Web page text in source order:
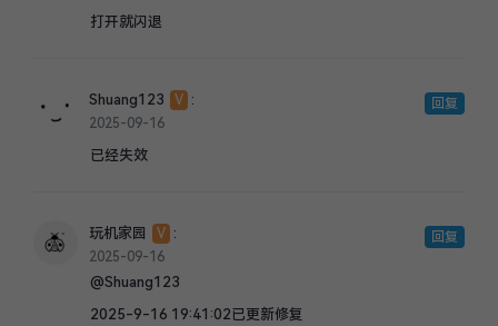
打开就闪退
Shuang123 V :
2025-09-16
已经失效
回复
玩机家园 V :
2025-09-16
@Shuang123
2025-9-16 19:41:02已更新修复
回复